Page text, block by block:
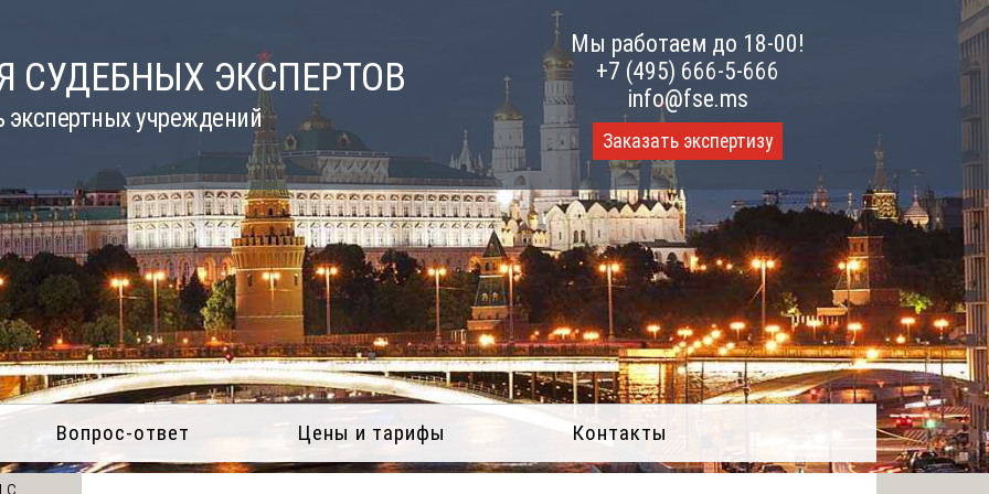
СУДЕБНЫХ ЭКСПЕРТОВ
экспертных учреждений
Мы работаем до 18-00!
+7 (495) 666-5-666
info@fse.ms
Заказать экспертизу
Вопрос-ответ Цены и тарифы Контакты
с